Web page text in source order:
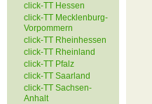
click-TT Hessen
click-TT Mecklenburg-
Vorpommern
click-TT Rheinhessen
click-TT Rheinland
click-TT Pfalz
click-TT Saarland
click-TT Sachsen-
Anhalt